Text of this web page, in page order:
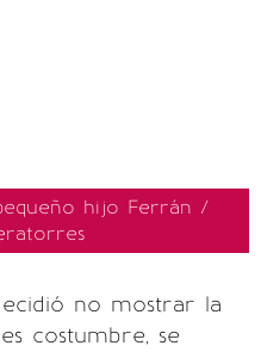
hijo Ferrán /
no mostrar la
costumbre, se